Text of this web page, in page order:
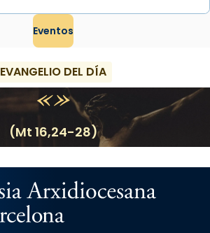
Eventos
EVANGELIO DEL DÍA
(Mt 16,24-28)